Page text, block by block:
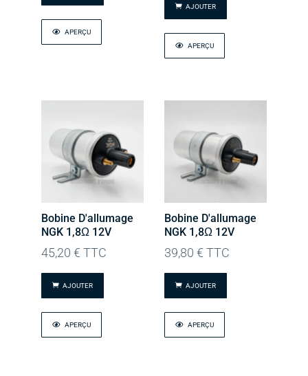
APERÇU
AJOUTER
APERÇU
Bobine D'allumage
NGK 1,8Ω 12V
45,20 € TTC
AJOUTER
APERÇU
Bobine D'allumage
NGK 1,8Ω 12V
39,80 € TTC
AJOUTER
APERÇU